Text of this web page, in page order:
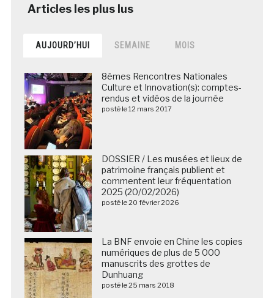
AUJOURD’HUI SEMAINE MOIS
8èmes Rencontres Nationales
Culture et Innovation(s): comptes-
rendus et vidéos de la journée
posté le 12 mars 2017
DOSSIER / Les musées et lieux de
patrimoine français publient et
commentent leur fréquentation
2025 (20/02/2026)
posté le 20 février 2026
La BNF envoie en Chine les copies
numériques de plus de 5 000
manuscrits des grottes de
Dunhuang
posté le 25 mars 2018